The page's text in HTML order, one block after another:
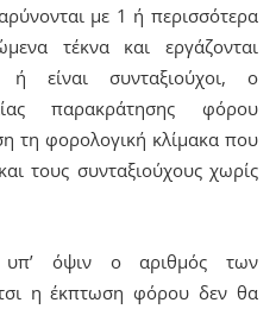
με 1 ή περισσότερα
τέκνα και εργάζονται
ή είναι συνταξιούχοι, ο
παρακράτησης φόρου
τη φορολογική κλίμακα που
τους συνταξιούχους χωρίς
όψιν ο αριθμός των
η έκπτωση φόρου δεν θα